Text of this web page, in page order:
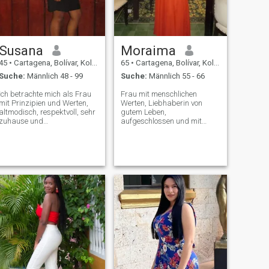
Susana
• Cartagena, Bolívar, Kolumbien
Suche: Männlich 48 - 99
Ich betrachte mich als Frau
mit Prinzipien und Werten,
altmodisch, respektvoll, sehr
zuhause und
want.A beautiful and
love. Lass es
Lebensgefährte sein,
der letzte Seufzer von hier
der Erde este.planeta
wenn du nur
Telefonnummer abholen
um Gefallen bitten willst.
mag Raucher nicht, da
es auch nicht tue und es
unangenehm ist, eine
mit Zigarettengeruch
Moraima
65 • Cartagena, Bolívar, Kolumbien
Suche: Männlich 55 - 66
Frau mit menschlichen
Werten, Liebhaberin von
gutem Leben,
aufgeschlossen und mit
attraktiv, Mit Sexapil und mir
gefällt die Details von Fina
Coquetería. Ich Teile gerne ein
elegantes Abendessen mit
meinem Partner, aber auch
ein Spiegelei mit Reis. Ich
sehe mich nach der Zeit und
respektiere Differenzen. Ich
habe 2 wunderschöne Kinder
über 18 Jahre, 1 Enkel 4
Jahre alt. Meine
Berufskinder.